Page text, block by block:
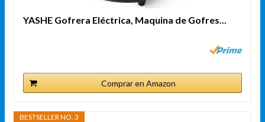
YASHE Gofrera Eléctrica, Maquina de Gofres...
Comprar en Amazon
BESTSELLER NO. 3